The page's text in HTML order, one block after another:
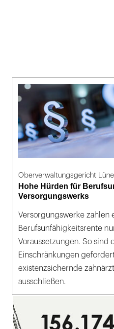
Oberverwaltungsgericht
Hohe Hürden für
Versorgungswerks
Versorgungswerke zahlen
Berufsunfähigkeitsrente
Voraussetzungen. So sind
Einschränkungen
existenzsichernde
ausschließen.